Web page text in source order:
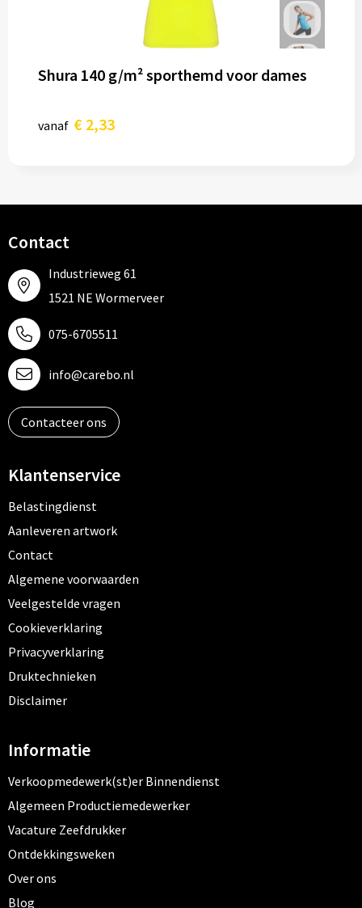
Shura 140 g/m² sporthemd voor dames
vanaf € 2,33
Contact
Industrieweg 61
1521 NE Wormerveer
075-6705511
info@carebo.nl
Contacteer ons
Klantenservice
Belastingdienst
Aanleveren artwork
Contact
Algemene voorwaarden
Veelgestelde vragen
Cookieverklaring
Privacyverklaring
Druktechnieken
Disclaimer
Informatie
Verkoopmedewerk(st)er Binnendienst
Algemeen Productiemedewerker
Vacature Zeefdrukker
Ontdekkingsweken
Over ons
Blog